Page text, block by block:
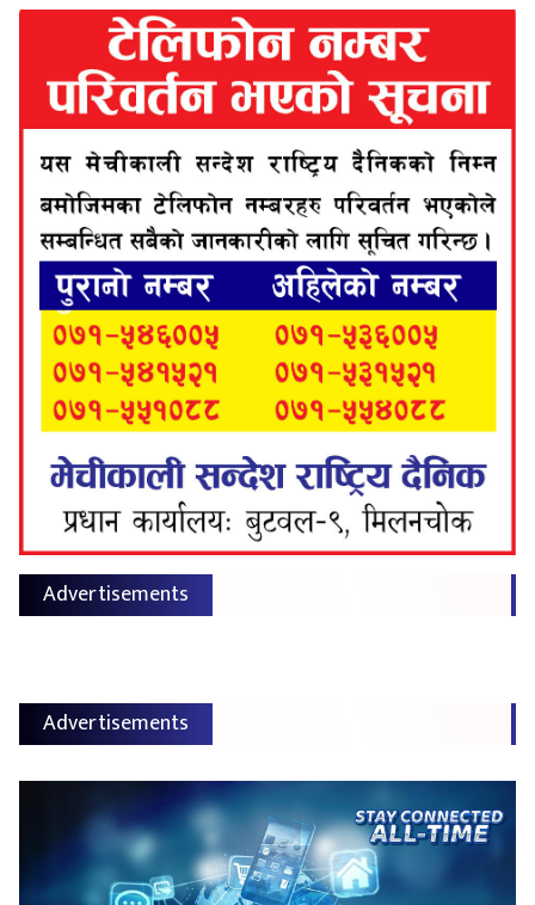
Advertisements
Advertisements